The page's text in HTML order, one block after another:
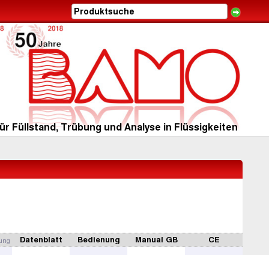
Füllstand, Trübung und Analyse in Flüssigkeiten
Datenblatt Bedienung Manual GB CE